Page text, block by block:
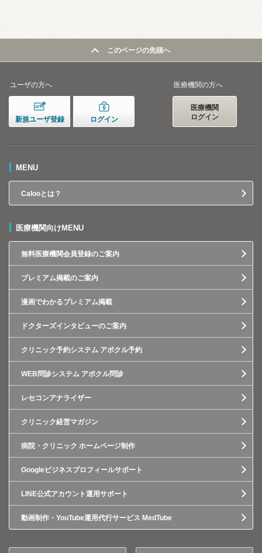
このページの先頭へ
ユーザの方へ
新規ユーザ登録 ログイン
医療機関の方へ
医療機関
ログイン
MENU
Calooとは？
医療機関向けMENU
無料医療機関会員登録のご案内
プレミアム掲載のご案内
漫画でわかるプレミアム掲載
ドクターズインタビューのご案内
クリニック予約システム アポクル予約
WEB問診システム アポクル問診
レセコンアナライザー
クリニック経営マガジン
病院・クリニック ホームページ制作
Googleビジネスプロフィールサポート
LINE公式アカウント運用サポート
動画制作・YouTube運用代行サービス MedTube